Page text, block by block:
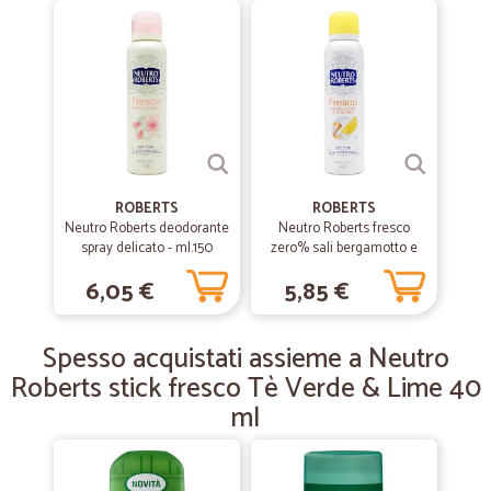
Già fatto altri acquisti con…
Già fatto altri acquisti con soddisfazione!! Ottimo tutto!! Complimenti!!
—
Ottimo acquisto
— Luciano B.
Puntuali e soprattutto varia…
Puntuali e soprattutto varia disponibilita di prodotti
ROBERTS
Neutro Roberts deodorante
spray delicato - ml.150
6,05 €
ROBERTS
Neutro Roberts fresco
zero% sali bergamotto e
zenzero Deo Spray 150 ml
5,85 €
Spesso acquistati assieme a Neutro
Roberts stick fresco Tè Verde & Lime 40
ml